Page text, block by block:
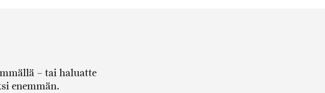
– tai haluatte
enemmän.